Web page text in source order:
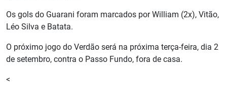
Os gols do Guarani foram marcados por William (2x), Vitão,
Léo Silva e Batata.
O próximo jogo do Verdão será na próxima terça-feira, dia 2
de setembro, contra o Passo Fundo, fora de casa.
<